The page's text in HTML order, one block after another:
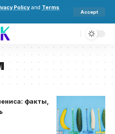
Policy and Terms
Accept
факты,